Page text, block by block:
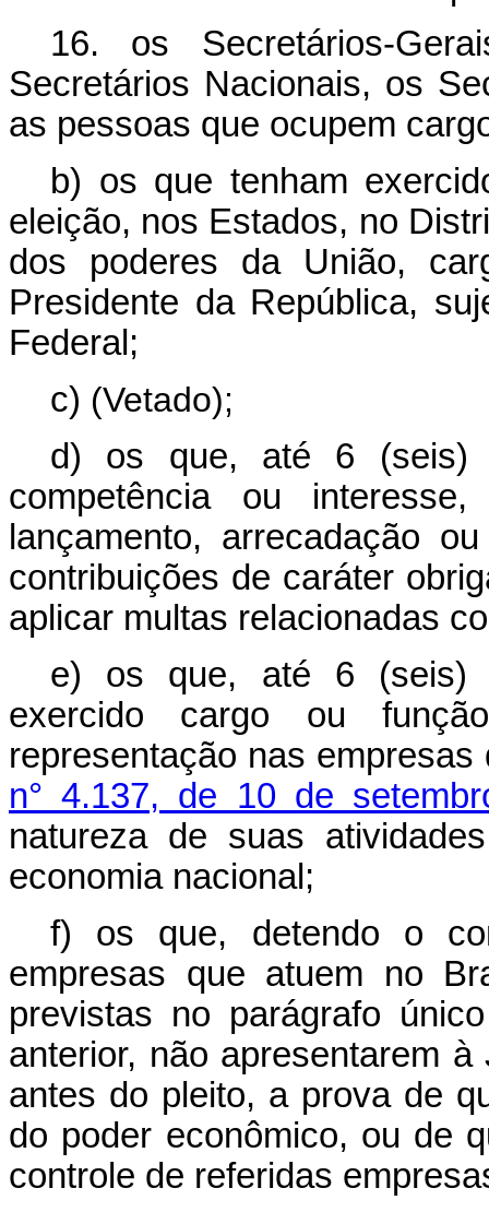
16. os Secretários-
Secretários Nacionais, os
as pessoas que ocupem
b) os que tenham
eleição, nos Estados, no
dos poderes da União,
Presidente da República,
Federal;
c) (Vetado);
d) os que, até 6 (seis)
competência ou
lançamento, arrecadação
contribuições de caráter
aplicar multas relacionadas
e) os que, até 6 (seis)
exercido cargo ou
representação nas
n° 4.137, de 10 de
natureza de suas
economia nacional;
f) os que, detendo o
empresas que atuem no
previstas no parágrafo
anterior, não apresentarem
antes do pleito, a prova de
do poder econômico, ou de
controle de referidas